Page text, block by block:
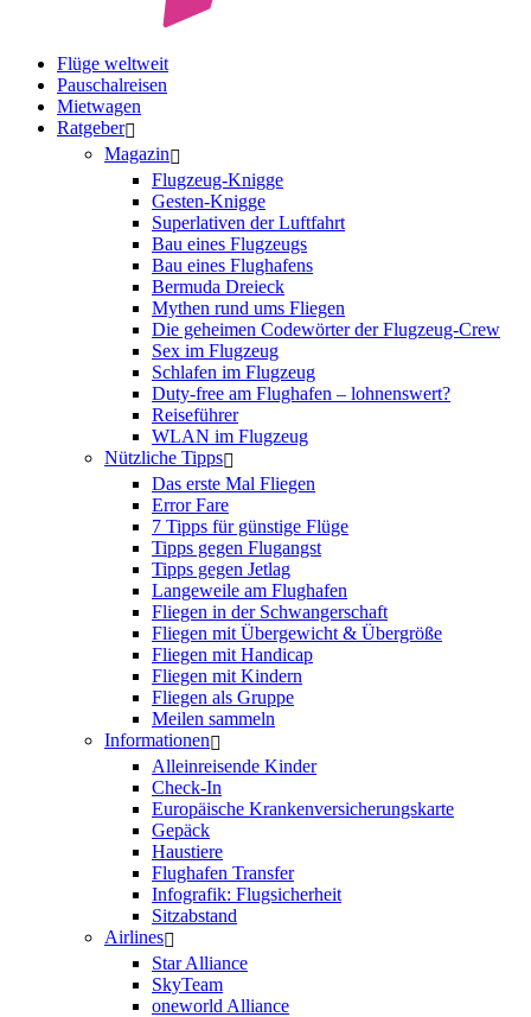
Flüge weltweit
Pauschalreisen
Mietwagen
Ratgeber
Magazin
Flugzeug-Knigge
Gesten-Knigge
Superlativen der Luftfahrt
Bau eines Flugzeugs
Bau eines Flughafens
Bermuda Dreieck
Mythen rund ums Fliegen
Die geheimen Codewörter der Flugzeug-Crew
Sex im Flugzeug
Schlafen im Flugzeug
Duty-free am Flughafen – lohnenswert?
Reiseführer
WLAN im Flugzeug
Nützliche Tipps
Das erste Mal Fliegen
Error Fare
7 Tipps für günstige Flüge
Tipps gegen Flugangst
Tipps gegen Jetlag
Langeweile am Flughafen
Fliegen in der Schwangerschaft
Fliegen mit Übergewicht & Übergröße
Fliegen mit Handicap
Fliegen mit Kindern
Fliegen als Gruppe
Meilen sammeln
Informationen
Alleinreisende Kinder
Check-In
Europäische Krankenversicherungskarte
Gepäck
Haustiere
Flughafen Transfer
Infografik: Flugsicherheit
Sitzabstand
Airlines
Star Alliance
SkyTeam
oneworld Alliance